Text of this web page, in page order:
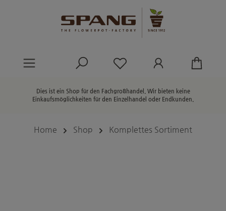
Du hast 0 Produkte
Dies ist ein Shop für den Fachgroßhandel. Wir bieten keine
Einkaufsmöglichkeiten für den Einzelhandel oder Endkunden.
Home Shop Komplettes Sortiment